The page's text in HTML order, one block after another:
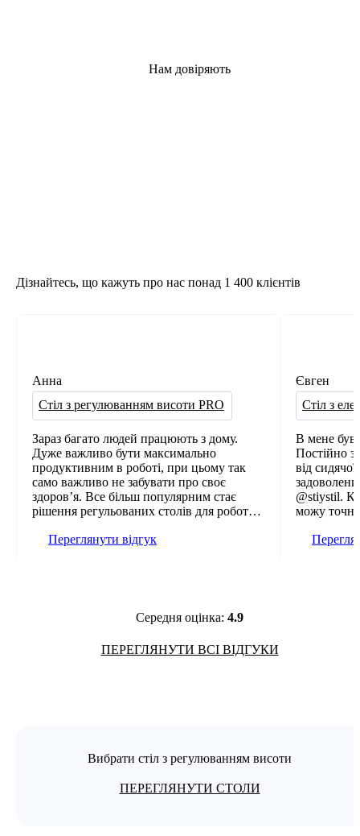
Нам довіряють
Дізнайтесь, що кажуть про нас понад 1 400 клієнтів
Анна
Cтіл з регулюванням висоти PRO
Зараз багато людей працюють з дому.
Дуже важливо бути максимально
продуктивним в роботі, при цьому так
само важливо не забувати про своє
здоров’я. Все більш популярним стає
рішення регульованих столів для роботи
рішення регульованих столів для роботи
Переглянути відгук
Євген
Cтіл з
В мене був
Постійно
від сидячої
@stiystil.
можу
ньому є
Середня оцінка: 4.9
ПЕРЕГЛЯНУТИ ВСІ ВІДГУКИ
Вибрати стіл з регулюванням висоти
ПЕРЕГЛЯНУТИ СТОЛИ